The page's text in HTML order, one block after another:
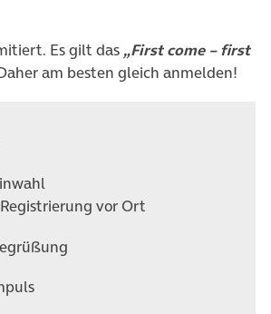
Es gilt das „First come – first
am besten gleich anmelden!
vor Ort